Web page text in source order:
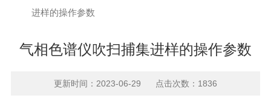
进样的操作参数
气相色谱仪吹扫捕集进样的操作参数
更新时间：2023-06-29 点击次数：1836